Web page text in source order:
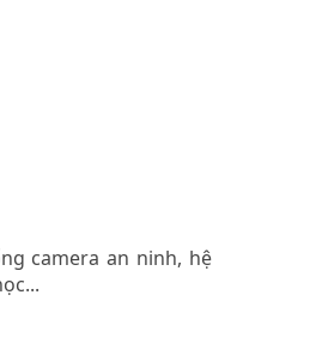
camera an ninh, hệ